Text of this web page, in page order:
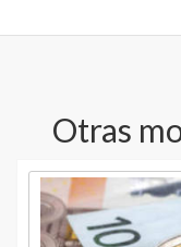
Otras